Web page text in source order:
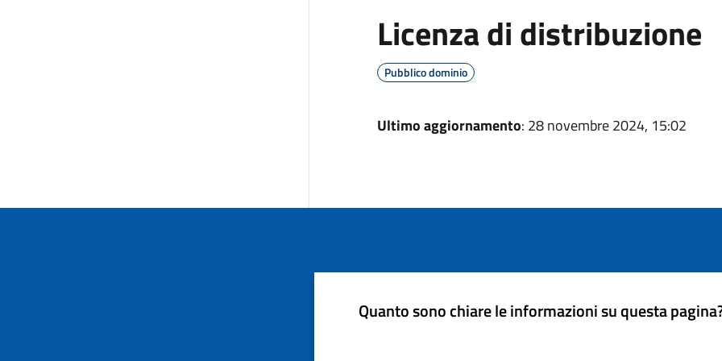
Licenza di distribuzione
Pubblico dominio
Ultimo aggiornamento: 28 novembre 2024, 15:02
Quanto sono chiare le informazioni su questa